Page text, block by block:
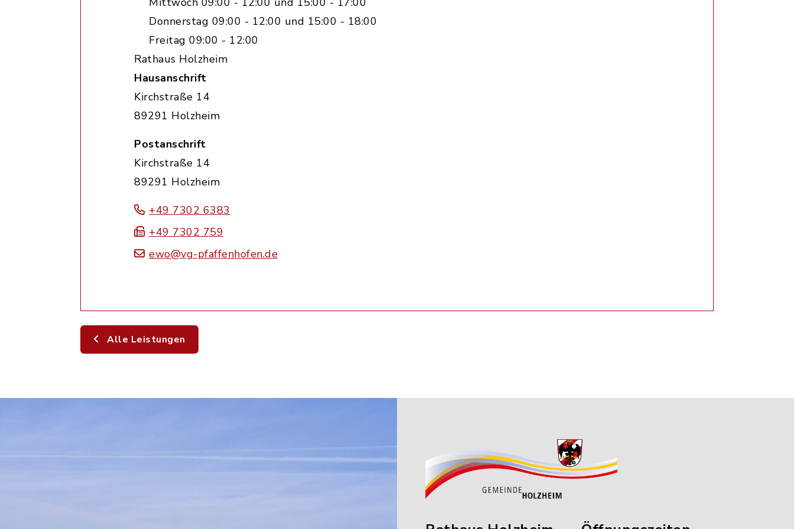
Donnerstag 09:00 - 12:00 und 15:00 - 18:00
Freitag 09:00 - 12:00
Rathaus Holzheim
Hausanschrift
Kirchstraße 14
89291 Holzheim
Postanschrift
Kirchstraße 14
89291 Holzheim
+49 7302 6383
+49 7302 759
ewo@vg-pfaffenhofen.de
Alle Leistungen